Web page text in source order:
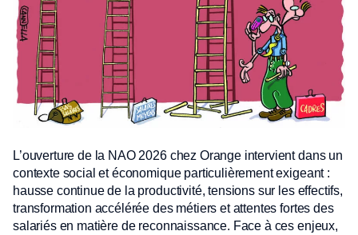
L’ouverture de la NAO 2026 chez Orange intervient dans un
contexte social et économique particulièrement exigeant :
hausse continue de la productivité, tensions sur les effectifs,
transformation accélérée des métiers et attentes fortes des
salariés en matière de reconnaissance. Face à ces enjeux,